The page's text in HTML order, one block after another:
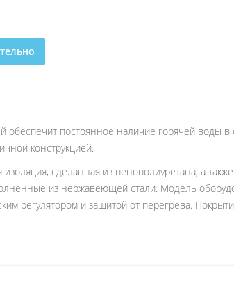
обеспечит постоянное наличие горячей
конструкцией.
сделанная из пенополиуретана, а
из нержавеющей стали. Модель
регулятором и защитой от перегрева.